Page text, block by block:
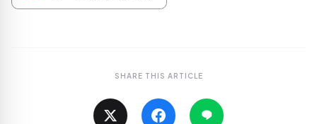
SHARE THIS ARTICLE